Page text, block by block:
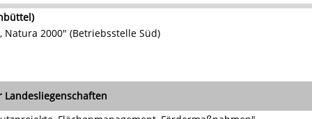
2000" (Betriebsstelle Süd)